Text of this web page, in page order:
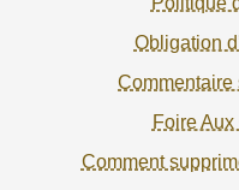
Obligation
Foire
Comment